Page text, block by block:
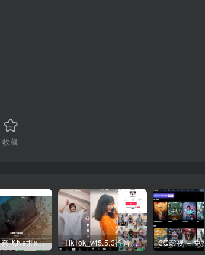
收藏
网飞猫 – 奈飞Netflix免费看 TikTok_v45.5.3抖音国际版_免拔卡解锁全球版